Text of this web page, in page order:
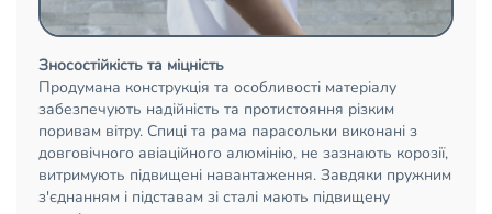
Зносостійкість та міцність
Продумана конструкція та особливості матеріалу
забезпечують надійність та протистояння різким
поривам вітру. Спиці та рама парасольки виконані з
довговічного авіаційного алюмінію, не зазнають корозії,
витримують підвищені навантаження. Завдяки пружним
з'єднанням і підставам зі сталі мають підвищену